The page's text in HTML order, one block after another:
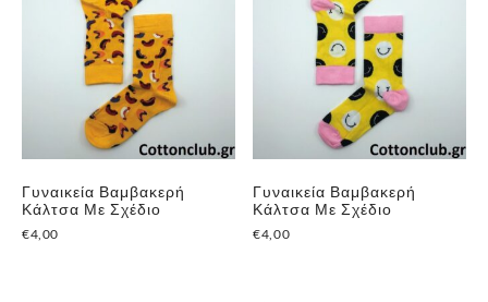
πολλαπλές
παραλλαγές.
να
πολλαπλές
παραλλαγές.
επιλεγούν
στη
Γυναικεία Βαμβακερή
Κάλτσα Με Σχέδιο
€4,00
Γυναικεία Βαμβακερή
Κάλτσα Με Σχέδιο
€4,00